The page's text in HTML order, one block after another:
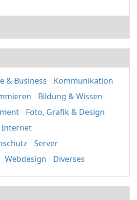
& Business
Kommunikation
Bildung & Wissen
Foto, Grafik & Design
Internet
Server
Webdesign Diverses